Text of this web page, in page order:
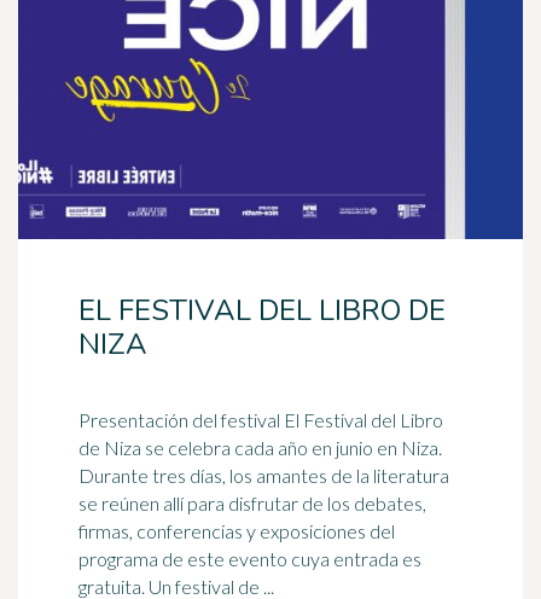
EL FESTIVAL DEL LIBRO DE
NIZA
Presentación del festival El Festival del Libro
de Niza se celebra cada año en junio en Niza.
Durante tres días, los amantes de la literatura
se reúnen allí para disfrutar de los debates,
firmas, conferencias y exposiciones del
programa de este evento cuya entrada es
gratuita. Un festival de ...